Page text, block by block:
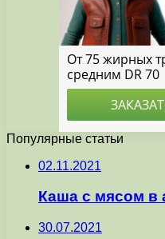
Популярные статьи
02.11.2021
Каша с мясом в
30.07.2021